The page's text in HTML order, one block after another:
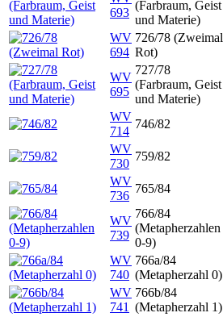
693
(Farbraum, Geist
und Materie)
WV
694
726/78 (Zweimal
Rot)
WV
695
727/78
(Farbraum, Geist
und Materie)
WV
714
746/82
WV
730
759/82
WV
736
765/84
WV
739
766/84
(Metapherzahlen
0-9)
WV
740
766a/84
(Metapherzahl 0)
WV
741
766b/84
(Metapherzahl 1)